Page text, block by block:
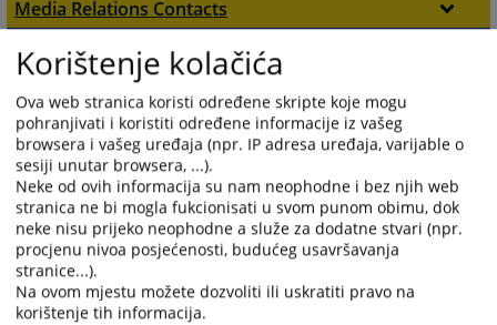
Courts in Federation BiH
Courts in Republika Srpska
Prosecutors Offices in Federation BiH
Prosecutors Offices in Republika Srpska
Judicial institutions in Brčko District BiH
State level judicial institutions
HJPC BiH Press Releases
RSS feeds
Media Relations Contacts
Courts
Prosecutor's Offices
HJPC B&H
PR Contact Directory
Send a request/ As a question
Multimedia
Flyers
Publications
Korištenje kolačića
Ova web stranica koristi određene skripte koje mogu
pohranjivati i koristiti određene informacije iz vašeg
browsera i vašeg uređaja (npr. IP adresa uređaja, varijable o
sesiji unutar browsera, ...).
Neke od ovih informacija su nam neophodne i bez njih web
stranica ne bi mogla fukcionisati u svom punom obimu, dok
neke nisu prijeko neophodne a služe za dodatne stvari (npr.
procjenu nivoa posjećenosti, budućeg usavršavanja
stranice...).
Na ovom mjestu možete dozvoliti ili uskratiti pravo na
korištenje tih informacija.